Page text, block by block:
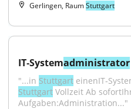
Gerlingen, RaumStuttgart
IT‑Systemadministrator
"...in Stuttgart
Stuttgart Vollzeit Ab
Aufgaben:Administration..."